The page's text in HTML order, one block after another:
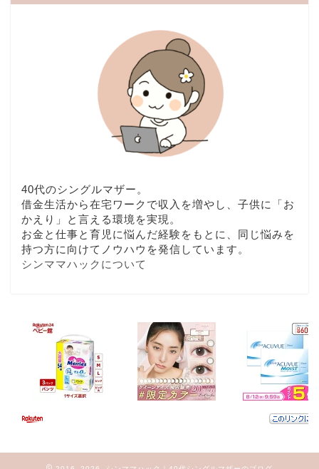
40代のシングルマザー。
借金生活から在宅ワークで収入を増やし、子供に「お
かえり」と言える環境を実現。
お金と仕事と育児に悩んだ経験をもとに、同じ悩みを
持つ方に向けてノウハウを発信しています。
シンママハックについて